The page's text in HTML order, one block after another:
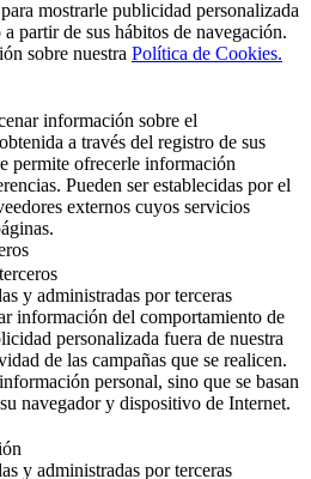
mostrarle publicidad personalizada
partir de sus hábitos de navegación.
sobre nuestra Política de Cookies.
información sobre el
a través del registro de sus
permite ofrecerle información
Pueden ser establecidas por el
externos cuyos servicios
y administradas por terceras
información del comportamiento de
personalizada fuera de nuestra
de las campañas que se realicen.
personal, sino que se basan
navegador y dispositivo de Internet.
y administradas por terceras